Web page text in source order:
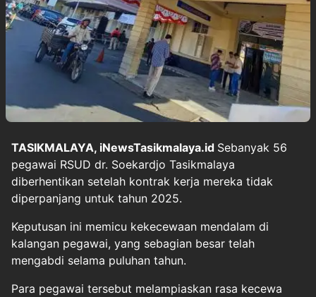
TASIKMALAYA, iNewsTasikmalaya.id Sebanyak 56
pegawai RSUD dr. Soekardjo Tasikmalaya
diberhentikan setelah kontrak kerja mereka tidak
diperpanjang untuk tahun 2025.
Keputusan ini memicu kekecewaan mendalam di
kalangan pegawai, yang sebagian besar telah
mengabdi selama puluhan tahun.
Para pegawai tersebut melampiaskan rasa kecewa